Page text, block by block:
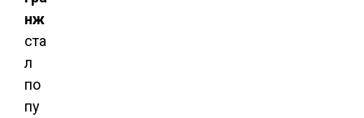
нж
ста
л
по
пу